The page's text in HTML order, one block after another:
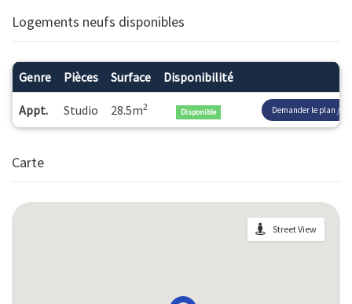
Logements neufs disponibles
Genre Pièces Surface Disponibilité
Appt. Studio 28.5m2 Disponible Demander le plan /
Carte
Street View